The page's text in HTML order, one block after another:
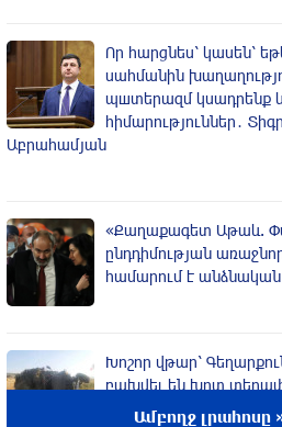
Որ հարցնես՝ կասեն՝
սահմանին
պшտերազմ կuադրենք և
հիմարnւթյուններ․
Աբրահամյան
«Քաղաքագետ Աթաև.
ընդդիմության
համարում է
Խոշոր վթար՝
բախվել են խոտ
53» և «Opel»․ Shamshyan
Ամբողջ լրահոսը